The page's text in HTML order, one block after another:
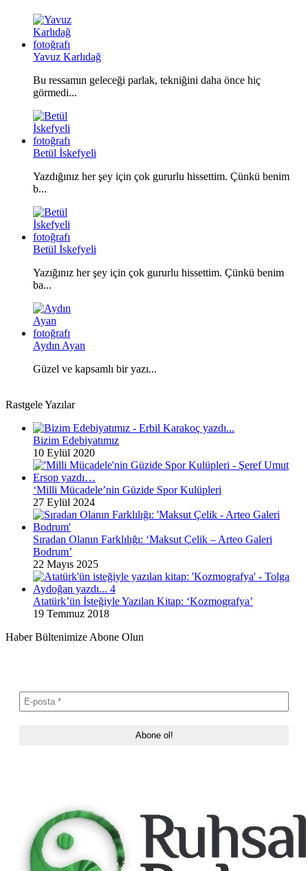
Yavuz Karlıdağ
Bu ressamın geleceği parlak, tekniğini daha önce hiç
görmedi...
Betül İskefyeli
Yazdığınız her şey için çok gururlu hissettim. Çünkü benim
b...
Betül İskefyeli
Yazığınız her şey için çok gururlu hissettim. Çünkü benim
ba...
Aydın Ayan
Güzel ve kapsamlı bir yazı...
Rastgele Yazılar
Bizim Edebiyatımız
10 Eylül 2020
‘Milli Mücadele’nin Güzide Spor Kulüpleri
27 Eylül 2024
Sıradan Olanın Farklılığı: ‘Maksut Çelik – Arteo Galeri
Bodrum’
22 Mayıs 2025
Atatürk’ün İsteğiyle Yazılan Kitap: ‘Kozmografya’
19 Temmuz 2018
Haber Bültenimize Abone Olun